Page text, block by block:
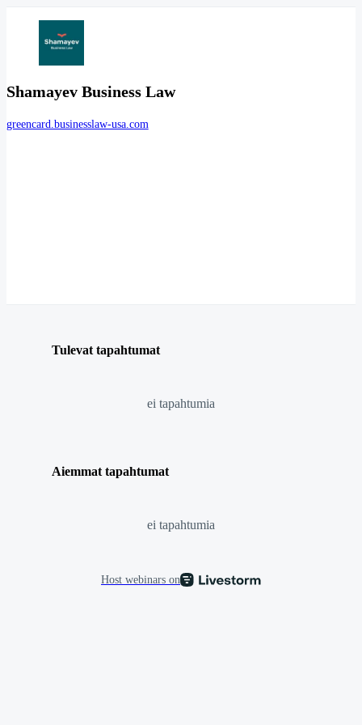
Shamayev Business Law
greencard.businesslaw-usa.com
Tulevat tapahtumat
ei tapahtumia
Aiemmat tapahtumat
ei tapahtumia
Host webinars on